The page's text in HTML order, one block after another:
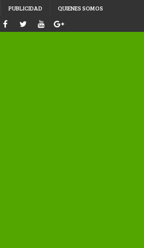
PUBLICIDAD QUIENES SOMOS